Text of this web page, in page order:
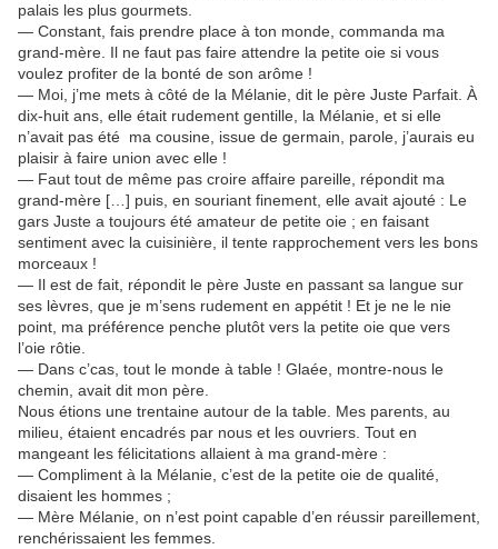
palais les plus gourmets.
— Constant, fais prendre place à ton monde, commanda ma
grand-mère. Il ne faut pas faire attendre la petite oie si vous
voulez profiter de la bonté de son arôme !
— Moi, j’me mets à côté de la Mélanie, dit le père Juste Parfait. À
dix-huit ans, elle était rudement gentille, la Mélanie, et si elle
n’avait pas été ma cousine, issue de germain, parole, j’aurais eu
plaisir à faire union avec elle !
— Faut tout de même pas croire affaire pareille, répondit ma
grand-mère […] puis, en souriant finement, elle avait ajouté : Le
gars Juste a toujours été amateur de petite oie ; en faisant
sentiment avec la cuisinière, il tente rapprochement vers les bons
morceaux !
— Il est de fait, répondit le père Juste en passant sa langue sur
ses lèvres, que je m’sens rudement en appétit ! Et je ne le nie
point, ma préférence penche plutôt vers la petite oie que vers
l’oie rôtie.
— Dans c’cas, tout le monde à table ! Glaée, montre-nous le
chemin, avait dit mon père.
Nous étions une trentaine autour de la table. Mes parents, au
milieu, étaient encadrés par nous et les ouvriers. Tout en
mangeant les félicitations allaient à ma grand-mère :
— Compliment à la Mélanie, c’est de la petite oie de qualité,
disaient les hommes ;
— Mère Mélanie, on n’est point capable d’en réussir pareillement,
renchérissaient les femmes.